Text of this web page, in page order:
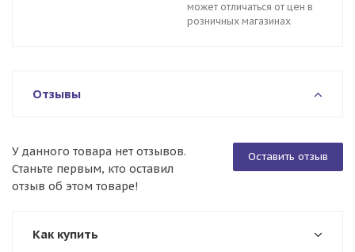
может отличаться от цен в
розничных магазинах
Отзывы
Оставить отзыв
У данного товара нет отзывов.
Станьте первым, кто оставил
отзыв об этом товаре!
Как купить